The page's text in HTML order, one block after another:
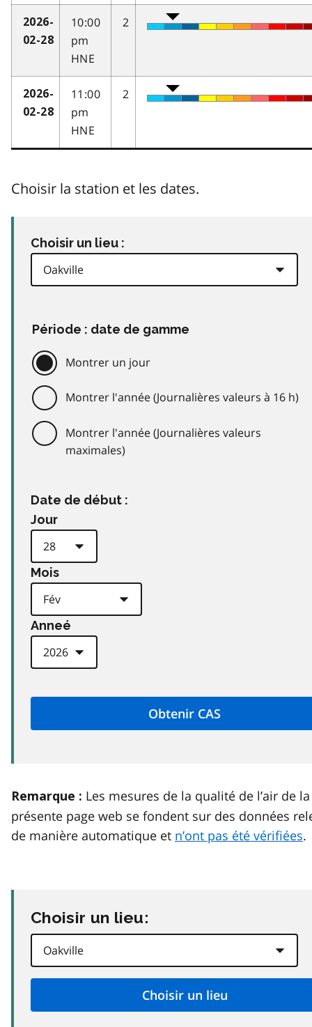
2026-
02-28
10:00
pm
HNE
2
2026-
02-28
11:00
pm
HNE
2
Choisir la station et les dates.
Choisir un lieu :
Période : date de gamme
Montrer un jour
Montrer l'année (Journalières valeurs à 16 h)
Montrer l'année (Journalières valeurs
maximales)
Date de début :
Jour
Mois
Anneé
Remarque : Les mesures de la qualité de l’air de la
présente page web se fondent sur des données
de manière automatique et n’ont pas été vérifiées.
Choisir un lieu: